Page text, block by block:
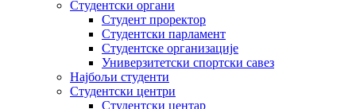
Студентски органи
Студент проректор
Студентски парламент
Студентске организације
Универзитетски спортски савез
Најбољи студенти
Студентски центри
Студентски центар